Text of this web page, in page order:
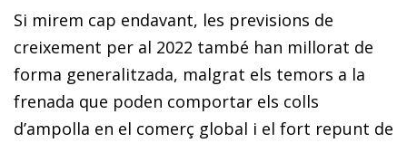
Si mirem cap endavant, les previsions de
creixement per al 2022 també han millorat de
forma generalitzada, malgrat els temors a la
frenada que poden comportar els colls
d’ampolla en el comerç global i el fort repunt de